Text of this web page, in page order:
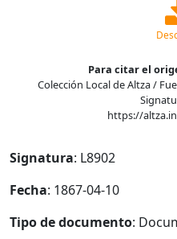
Para citar el
Colección Local de Altza /
https://
Signatura: L8902
Fecha: 1867-04-10
Tipo de documento: